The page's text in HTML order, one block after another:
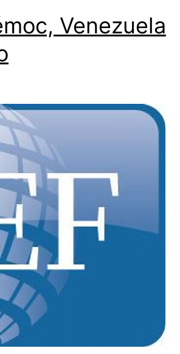
Venezuela